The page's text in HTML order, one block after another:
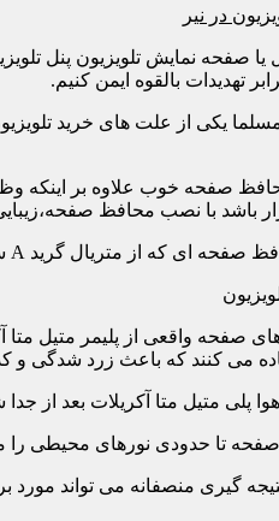
در نیر
یا صفحه نمایش تلویزیون پنل
تهدیدات بالقوه ایمن کنیم.
یکی از علت های خرید
صفحه خوب علاوه بر اینکه
باشد با نصب محافظ
واقعی از پلیمر متیل متا
می کنند که باعث زرد شدگی و
گیری منصفانه می تواند مورد